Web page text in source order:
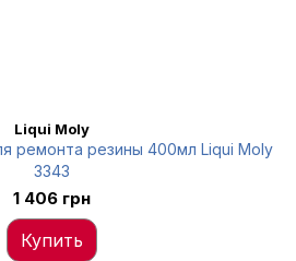
Liqui Moly
ремонта резины 400мл Liqui Moly
3343
1 406 грн
Купить